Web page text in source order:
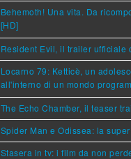
Behemoth! Una vita. Da
[HD]
Resident Evil, il trailer ufficiale
Locarno 79: Ketticè, un
all'interno di un mondo
The Echo Chamber, il teaser
Spider Man e Odissea: la
Stasera in tv: i film da non